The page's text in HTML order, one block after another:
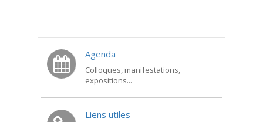
Agenda
Colloques, manifestations,
expositions...
Liens utiles